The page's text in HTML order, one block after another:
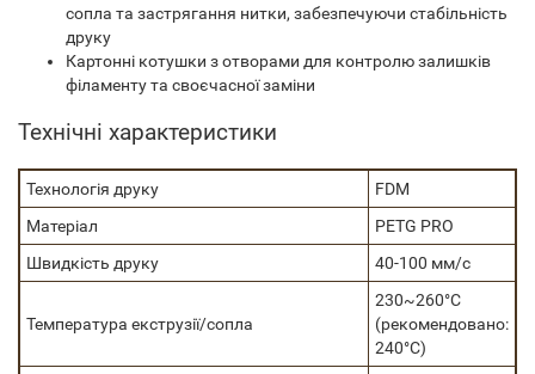
сопла та застрягання нитки, забезпечуючи стабільність
друку
Картонні котушки з отворами для контролю залишків
філаменту та своєчасної заміни
Технічні характеристики
Технологія друку
FDM
Матеріал
PETG PRO
Швидкість друку
40-100 мм/с
Температура екструзії/сопла
230~260°C
(рекомендовано:
240°C)